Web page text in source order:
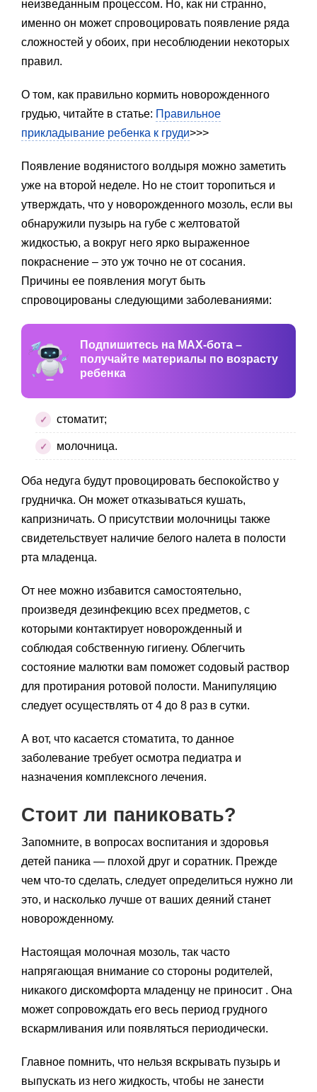
неизведанным процессом. Но, как ни странно,
именно он может спровоцировать появление ряда
сложностей у обоих, при несоблюдении некоторых
правил.
О том, как правильно кормить новорожденного
грудью, читайте в статье: Правильное
прикладывание ребенка к груди>>>
Появление водянистого волдыря можно заметить
уже на второй неделе. Но не стоит торопиться и
утверждать, что у новорожденного мозоль, если вы
обнаружили пузырь на губе с желтоватой
жидкостью, а вокруг него ярко выраженное
покраснение – это уж точно не от сосания.
Причины ее появления могут быть
спровоцированы следующими заболеваниями:
Подпишитесь на MAX-бота –
получайте материалы по возрасту
ребенка
стоматит;
молочница.
Оба недуга будут провоцировать беспокойство у
грудничка. Он может отказываться кушать,
капризничать. О присутствии молочницы также
свидетельствует наличие белого налета в полости
рта младенца.
От нее можно избавится самостоятельно,
произведя дезинфекцию всех предметов, с
которыми контактирует новорожденный и
соблюдая собственную гигиену. Облегчить
состояние малютки вам поможет содовый раствор
для протирания ротовой полости. Манипуляцию
следует осуществлять от 4 до 8 раз в сутки.
А вот, что касается стоматита, то данное
заболевание требует осмотра педиатра и
назначения комплексного лечения.
Стоит ли паниковать?
Запомните, в вопросах воспитания и здоровья
детей паника — плохой друг и соратник. Прежде
чем что-то сделать, следует определиться нужно ли
это, и насколько лучше от ваших деяний станет
новорожденному.
Настоящая молочная мозоль, так часто
напрягающая внимание со стороны родителей,
никакого дискомфорта младенцу не приносит . Она
может сопровождать его весь период грудного
вскармливания или появляться периодически.
Главное помнить, что нельзя вскрывать пузырь и
выпускать из него жидкость, чтобы не занести